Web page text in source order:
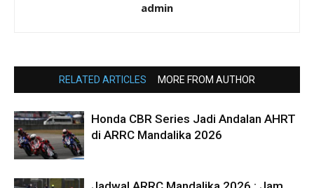
admin
RELATED ARTICLES MORE FROM AUTHOR
Honda CBR Series Jadi Andalan AHRT
di ARRC Mandalika 2026